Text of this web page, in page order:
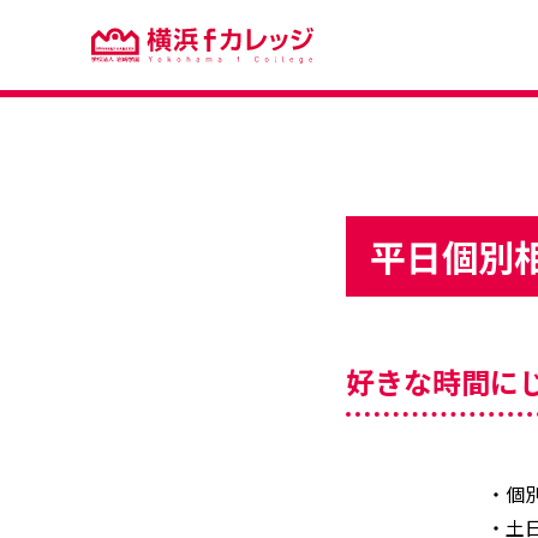
平日個別
好きな時間に
・個
・土